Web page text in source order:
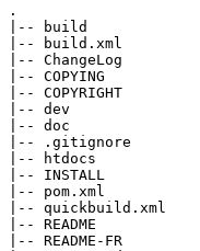
.
|-- build
|-- build.xml
|-- ChangeLog
|-- COPYING
|-- COPYRIGHT
|-- dev
|-- doc
|-- .gitignore
|-- htdocs
|-- INSTALL
|-- pom.xml
|-- quickbuild.xml
|-- README
|-- README-FR